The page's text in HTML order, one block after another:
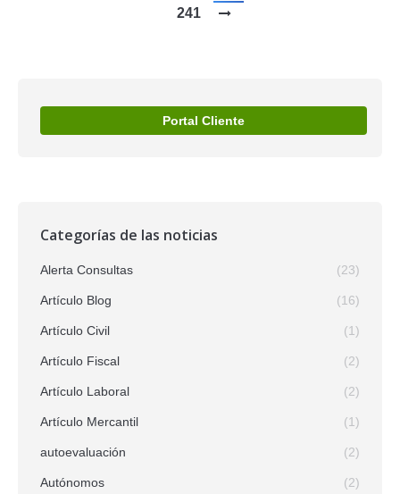
241
Portal Cliente
Categorías de las noticias
Alerta Consultas (23)
Artículo Blog (16)
Artículo Civil (1)
Artículo Fiscal (2)
Artículo Laboral (2)
Artículo Mercantil (1)
autoevaluación (2)
Autónomos (2)